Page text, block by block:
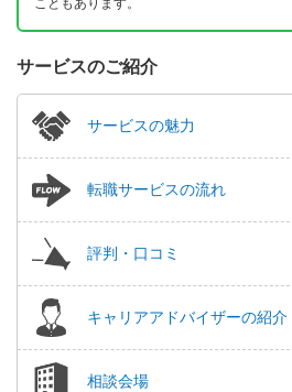
サービスのご紹介
サービスの魅力
転職サービスの流れ
評判・口コミ
キャリアアドバイザーの紹介
相談会場